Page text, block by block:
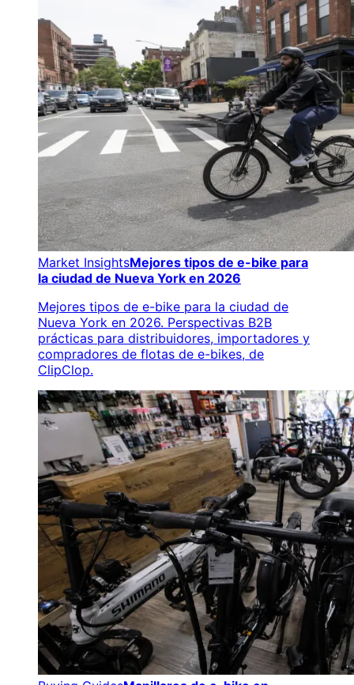
Market InsightsMejores tipos de e-bike para
la ciudad de Nueva York en 2026
Mejores tipos de e-bike para la ciudad de
Nueva York en 2026. Perspectivas B2B
prácticas para distribuidores, importadores y
compradores de flotas de e-bikes, de
ClipClop.